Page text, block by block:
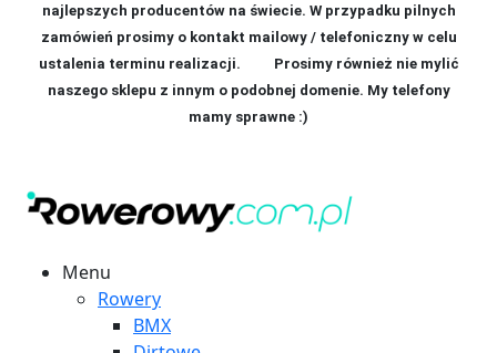
najlepszych producentów na świecie. W przypadku pilnych
zamówień prosimy o kontakt mailowy / telefoniczny w celu
ustalenia terminu realizacji. Prosimy również nie mylić
naszego sklepu z innym o podobnej domenie. My telefony
mamy sprawne :)
Menu
Rowery
BMX